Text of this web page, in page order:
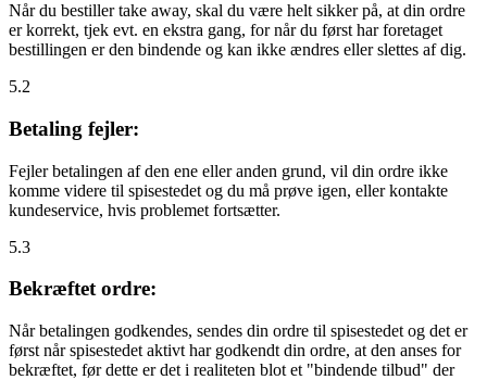
Når du bestiller take away, skal du være helt sikker på, at din ordre
er korrekt, tjek evt. en ekstra gang, for når du først har foretaget
bestillingen er den bindende og kan ikke ændres eller slettes af dig.
5.2
Betaling fejler:
Fejler betalingen af den ene eller anden grund, vil din ordre ikke
komme videre til spisestedet og du må prøve igen, eller kontakte
kundeservice, hvis problemet fortsætter.
5.3
Bekræftet ordre:
Når betalingen godkendes, sendes din ordre til spisestedet og det er
først når spisestedet aktivt har godkendt din ordre, at den anses for
bekræftet, før dette er det i realiteten blot et "bindende tilbud" der